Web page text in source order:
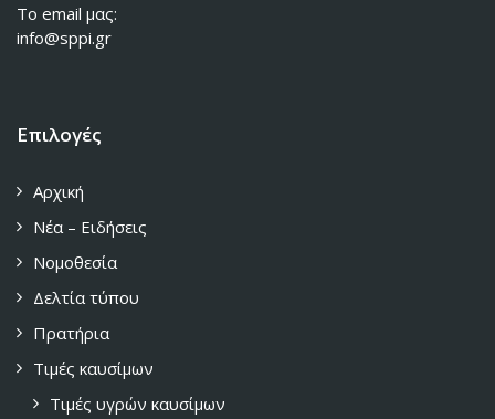
To email μας:
info@sppi.gr
Επιλογές
Αρχική
Νέα – Ειδήσεις
Νομοθεσία
Δελτία τύπου
Πρατήρια
Τιμές καυσίμων
Τιμές υγρών καυσίμων